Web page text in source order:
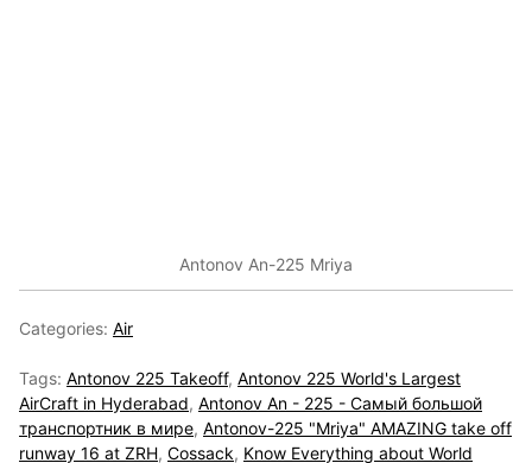
Antonov An-225 Mriya
Categories: Air
Tags: Antonov 225 Takeoff, Antonov 225 World's Largest
AirCraft in Hyderabad, Antonov An - 225 - Самый большой
транспортник в мире, Antonov-225 "Mriya" AMAZING take off
runway 16 at ZRH, Cossack, Know Everything about World